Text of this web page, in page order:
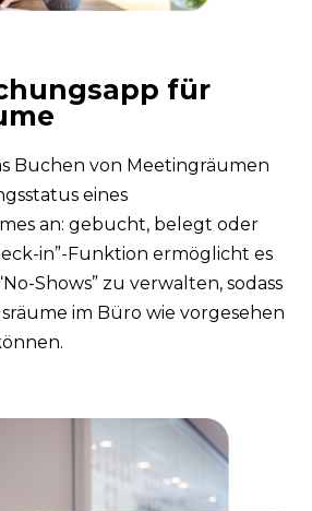
für
Buchen von Meetingräumen
eines
an: gebucht, belegt oder
in”-Funktion ermöglicht es
Shows” zu verwalten, sodass
im Büro wie vorgesehen